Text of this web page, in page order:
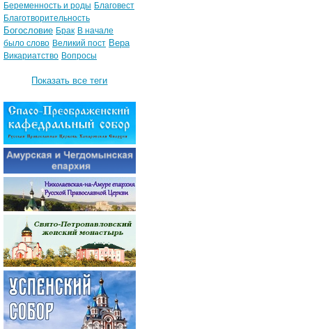
Беременность и роды Благовест
Благотворительность
Богословие Брак В начале
было слово Великий пост Вера
Викариатство Вопросы
Показать все теги